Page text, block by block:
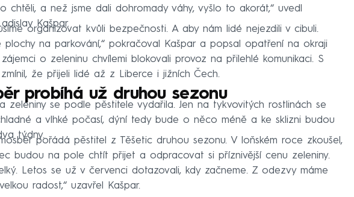
chtěli, a než jsme dali dohromady váhy, vyšlo to akorát,“ uvedl
Kašpar.
organizovat kvůli bezpečnosti. A aby nám lidé nejezdili v cibuli.
plochy na parkování,“ pokračoval Kašpar a popsal opatření na okraji
o zeleninu chvílemi blokovali provoz na přilehlé komunikaci. S
že přijeli lidé až z Liberce i jižních Čech.
probíhá už druhou sezonu
zeleniny se podle pěstitele vydařila. Jen na tykvovitých rostlinách se
a vlhké počasí, dýní tedy bude o něco méně a ke sklizni budou
týdny.
pořádá pěstitel z Těšetic druhou sezonu. V loňském roce zkoušel,
budou na pole chtít přijet a odpracovat si příznivější cenu zeleniny.
Letos se už v červenci dotazovali, kdy začneme. Z odezvy máme
radost,“ uzavřel Kašpar.